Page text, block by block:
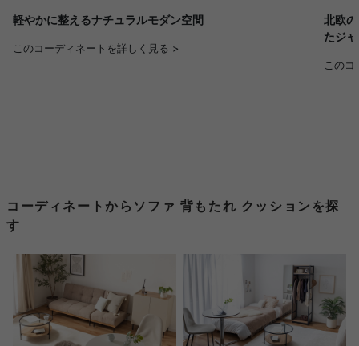
軽やかに整えるナチュラルモダン空間
このコーディネートを詳しく見る >
北欧
たジ
この
コーディネートからソファ 背もたれ クッションを探
す